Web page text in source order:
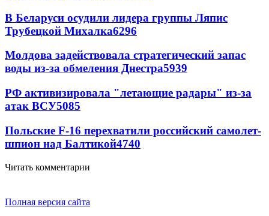
В Беларуси осудили лидера группы Ляпис
Трубецкой Михалка6296
Молдова задействовала стратегический запас
воды из-за обмеления Днестра5939
РФ активизировала "летающие радары" из-за
атак ВСУ5085
Польские F-16 перехватили российский самолет-
шпион над Балтикой4740
Читать комментарии
Полная версия сайта